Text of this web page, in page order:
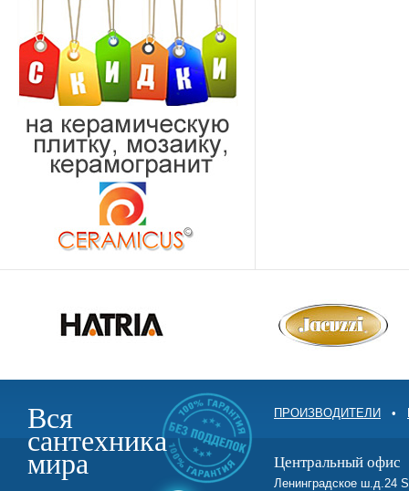
Вся
сантехника
мира
ПРОИЗВОДИТЕЛИ •
Центральный офис
Ленинградское ш.д.24